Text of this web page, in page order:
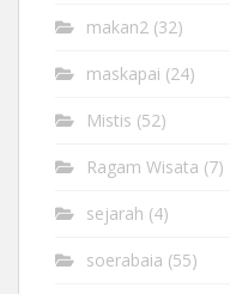
makan2 (32)
maskapai (24)
Mistis (52)
Ragam Wisata (7)
sejarah (4)
soerabaia (55)